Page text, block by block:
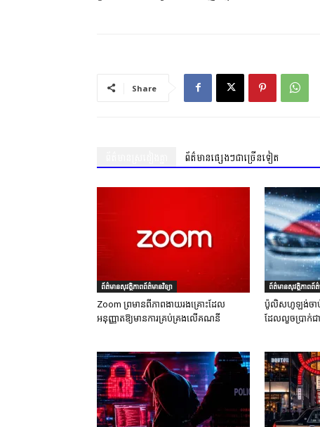
Share
ព័ត៌មានផ្សេងៗជាច្រើនទៀត
ព័ត៌មានសុវត្ថិភាពព័ត៌មានវិទ្យា
Zoom ព្រមានពីភាពងាយរងគ្រោះដែល
អនុញ្ញាតឱ្យមានការគ្រប់គ្រងលើគណនី
ព័ត៌មានសុវត្ថិភាពព័ត៌
ប៉ូលិសហូឡង់ចាប់
ដែលលួចប្រាក់ជ